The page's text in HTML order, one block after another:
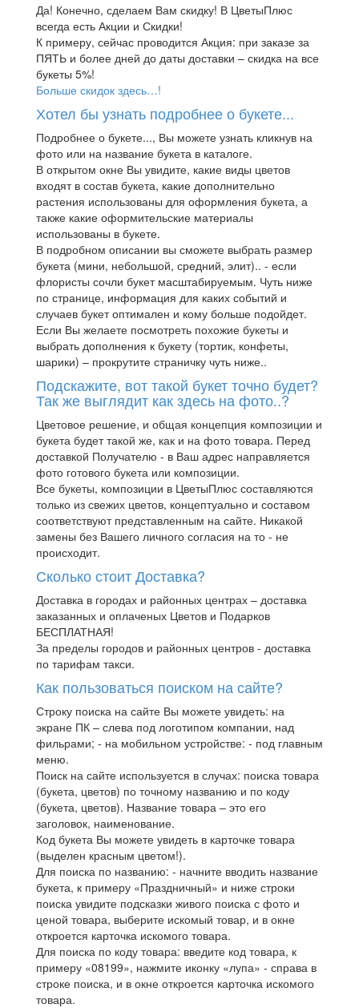
Да! Конечно, сделаем Вам скидку! В ЦветыПлюс
всегда есть Акции и Скидки!
К примеру, сейчас проводится Акция: при заказе за
ПЯТЬ и более дней до даты доставки – скидка на все
букеты 5%!
Больше скидок здесь…!
Хотел бы узнать подробнее о букете...
Подробнее о букете..., Вы можете узнать кликнув на
фото или на название букета в каталоге.
В открытом окне Вы увидите, какие виды цветов
входят в состав букета, какие дополнительно
растения использованы для оформления букета, а
также какие оформительские материалы
использованы в букете.
В подробном описании вы сможете выбрать размер
букета (мини, небольшой, средний, элит).. - если
флористы сочли букет масштабируемым. Чуть ниже
по странице, информация для каких событий и
случаев букет оптимален и кому больше подойдет.
Если Вы желаете посмотреть похожие букеты и
выбрать дополнения к букету (тортик, конфеты,
шарики) – прокрутите страничку чуть ниже..
Подскажите, вот такой букет точно будет?
Так же выглядит как здесь на фото..?
Цветовое решение, и общая концепция композиции и
букета будет такой же, как и на фото товара. Перед
доставкой Получателю - в Ваш адрес направляется
фото готового букета или композиции.
Все букеты, композиции в ЦветыПлюс составляются
только из свежих цветов, концептуально и составом
соответствуют представленным на сайте. Никакой
замены без Вашего личного согласия на то - не
происходит.
Сколько стоит Доставка?
Доставка в городах и районных центрах – доставка
заказанных и оплаченых Цветов и Подарков
БЕСПЛАТНАЯ!
За пределы городов и районных центров - доставка
по тарифам такси.
Как пользоваться поиском на сайте?
Строку поиска на сайте Вы можете увидеть: на
экране ПК – слева под логотипом компании, над
фильрами; - на мобильном устройстве: - под главным
меню.
Поиск на сайте используется в случах: поиска товара
(букета, цветов) по точному названию и по коду
(букета, цветов). Название товара – это его
заголовок, наименование.
Код букета Вы можете увидеть в карточке товара
(выделен красным цветом!).
Для поиска по названию: - начните вводить название
букета, к примеру «Праздничный» и ниже строки
поиска увидите подсказки живого поиска с фото и
ценой товара, выберите искомый товар, и в окне
откроется карточка искомого товара.
Для поиска по коду товара: введите код товара, к
примеру «08199», нажмите иконку «лупа» - справа в
строке поиска, и в окне откроется карточка искомого
товара.